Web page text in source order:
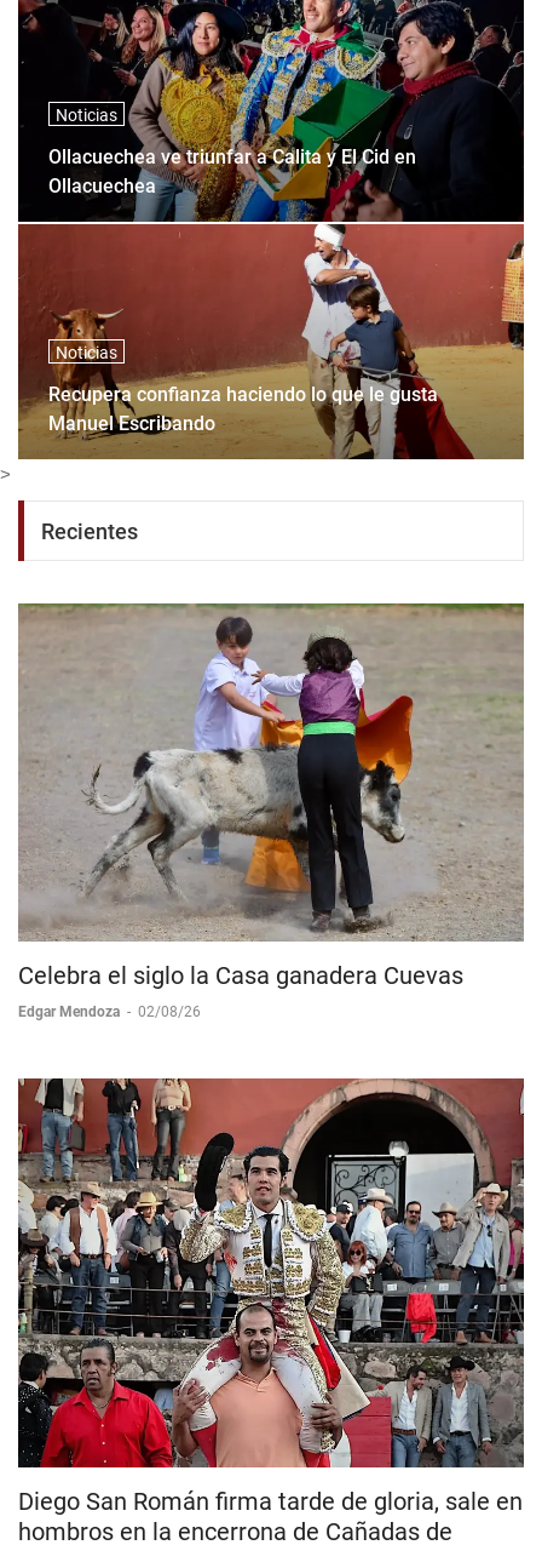
Noticias
Ollacuechea ve triunfar a Calita y El Cid en
Ollacuechea
Noticias
Recupera confianza haciendo lo que le gusta
Manuel Escribando
>
Recientes
Celebra el siglo la Casa ganadera Cuevas
Edgar Mendoza - 02/08/26
Diego San Román firma tarde de gloria, sale en
hombros en la encerrona de Cañadas de